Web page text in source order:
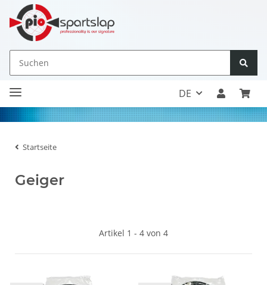
DE
Startseite
Geiger
Artikel 1 - 4 von 4